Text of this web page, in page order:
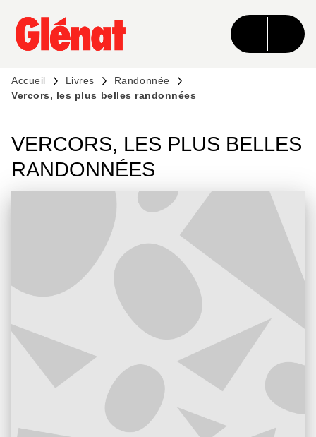
MENU RECHERCHE CONTENU
PIED DE PAGE
Accueil Livres
Randonnée
Vercors, les plus belles randonnées
VERCORS, LES PLUS BELLES
RANDONNÉES